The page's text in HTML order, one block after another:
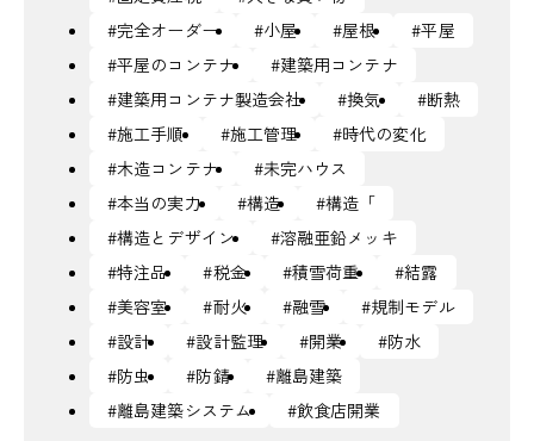
#完全オーダー
#小屋 #屋根
#平屋
#平屋のコンテナ
#建築用コンテナ
#建築用コンテナ製造会社
#換気
#断熱
#施工手順
#施工管理
#時代の変化
#木造コンテナ
#未完ハウス
#本当の実力
#構造
#構造「
#構造とデザイン
#溶融亜鉛メッキ
#特注品
#税金 #積雪荷重
#結露
#美容室
#耐火 #融雪
#規制モデル
#設計
#設計監理 #開業
#防水
#防虫
#防錆
#離島建築
#離島建築システム
#飲食店開業